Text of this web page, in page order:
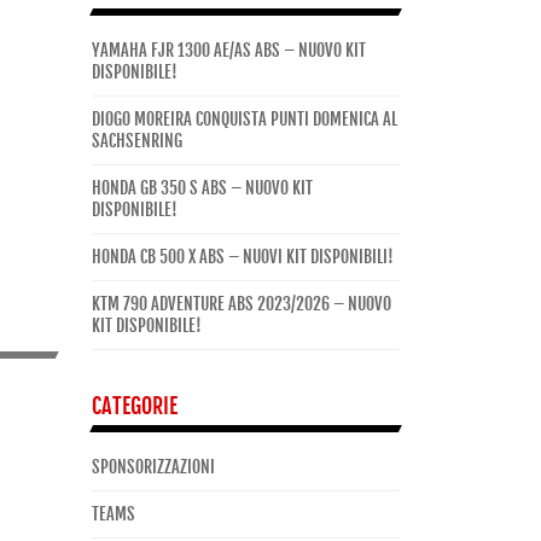
YAMAHA FJR 1300 AE/AS ABS – NUOVO KIT
DISPONIBILE!
DIOGO MOREIRA CONQUISTA PUNTI DOMENICA AL
SACHSENRING
HONDA GB 350 S ABS – NUOVO KIT
DISPONIBILE!
HONDA CB 500 X ABS – NUOVI KIT DISPONIBILI!
KTM 790 ADVENTURE ABS 2023/2026 – NUOVO
KIT DISPONIBILE!
CATEGORIE
SPONSORIZZAZIONI
TEAMS